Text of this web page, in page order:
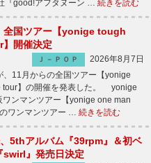
『good!アフタヌーン … 続きを読む
国ツアー【yonige tough
開催決定
Ｊ－ＰＯＰ
2026年8月7日
11月からの全国ツアー【yonige
tour】の開催を発表した。 yonige
ワンマンツアー【yonige one man
ワンマンツアー … 続きを読む
5thアルバム『39rpm』＆初ベ
swirl』発売日決定